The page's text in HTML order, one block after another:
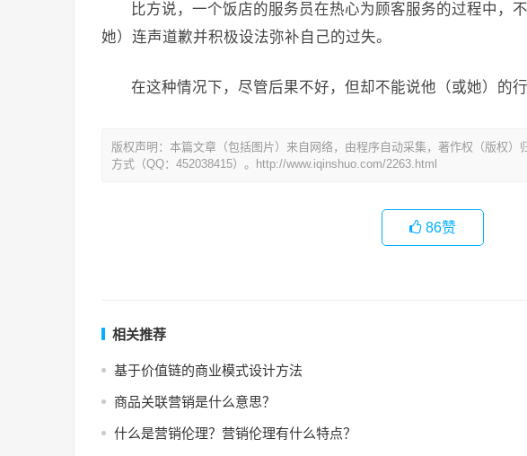
比方说，一个饭店的服务员在热心为顾客服务的过程中，
她）连声道歉并积极设法弥补自己的过失。
在这种情况下，尽管后果不好，但却不能说他（或她）的行
版权声明：本篇文章（包括图片）来自网络，由程序自动采集，著作权（版权
方式（QQ：452038415）。http://www.iqinshuo.com/2263.html
86赞
相关推荐
基于价值链的商业模式设计方法
商品关联营销是什么意思？
什么是营销伦理？营销伦理有什么特点？